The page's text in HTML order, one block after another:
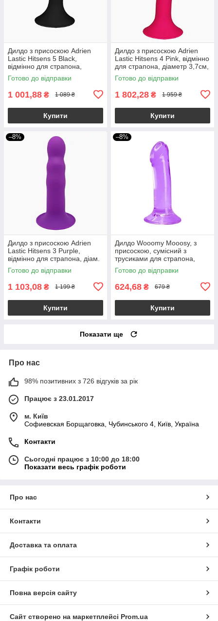
Дилдо з присоскою Adrien
Lastic Hitsens 5 Black,
відмінно для страпона,
діаметр 2,4 см, довжина
13см
Готово до відправки
1 001,88 ₴ 1 089 ₴
Купити
Дилдо з присоскою Adrien
Lastic Hitsens 4 Pink, відмінно
для страпона, діаметр 3,7см,
довжина 17,8см
Готово до відправки
1 802,28 ₴ 1 959 ₴
Купити
–8%
Дилдо з присоскою Adrien
Lastic Hitsens 3 Purple,
відмінно для страпона, діам.
4,1см, довжина 18,2см
Готово до відправки
1 103,08 ₴ 1 199 ₴
Купити
–8%
Дилдо Wooomy Mooosy, з
присоскою, сумісний з
трусиками для страпона,
довжина 18 см, діаметр 4,5
см
Готово до відправки
624,68 ₴ 679 ₴
Купити
Показати ще
Про нас
98% позитивних з 726 відгуків за рік
Працює з 23.01.2017
м. Київ
Софиевская Борщаговка, Чубинського 4, Київ, Україна
Контакти
Сьогодні працює з 10:00 до 18:00
Показати весь графік роботи
Про нас
Контакти
Доставка та оплата
Графік роботи
Повна версія сайту
Сайт створено на маркетплейсі Prom.ua